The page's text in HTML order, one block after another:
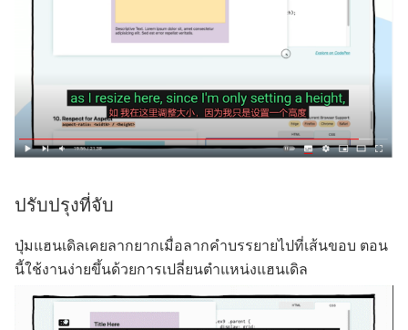
ปรับปรุงที่จับ
ปุ่มแฮนเดิลเคยลากยากเมื่อลากคำบรรยายไปที่เส้นขอบ ตอน
นี้ใช้งานง่ายขึ้นด้วยการเปลี่ยนตำแหน่งแฮนเดิล